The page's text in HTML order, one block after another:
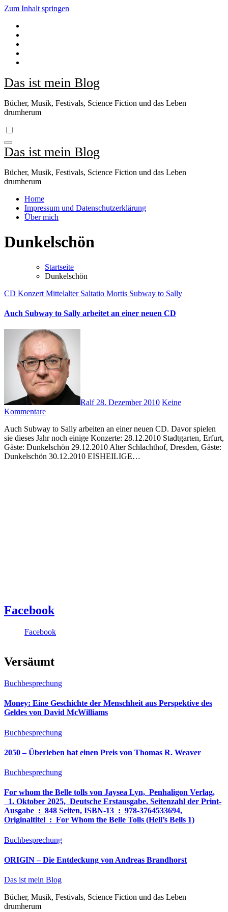
Zum Inhalt springen
Das ist mein Blog
Bücher, Musik, Festivals, Science Fiction und das Leben
drumherum
Das ist mein Blog
Bücher, Musik, Festivals, Science Fiction und das Leben
drumherum
Home
Impressum und Datenschutzerklärung
Über mich
Dunkelschön
Startseite
Dunkelschön
CD Konzert Mittelalter Saltatio Mortis Subway to Sally
Auch Subway to Sally arbeitet an einer neuen CD
Ralf28. Dezember 2010 Keine
Kommentare
Auch Subway to Sally arbeiten an einer neuen CD. Davor spielen
sie dieses Jahr noch einige Konzerte: 28.12.2010 Stadtgarten, Erfurt,
Gäste: Dunkelschön 29.12.2010 Alter Schlachthof, Dresden, Gäste:
Dunkelschön 30.12.2010 EISHEILIGE…
Facebook
Facebook
Versäumt
Buchbesprechung
Money: Eine Geschichte der Menschheit aus Perspektive des
Geldes von David McWilliams
Buchbesprechung
2050 – Überleben hat einen Preis von Thomas R. Weaver
Buchbesprechung
For whom the Belle tolls von Jaysea Lyn, ‎ Penhaligon Verlag,
‎ 1. Oktober 2025, ‎ Deutsche Erstausgabe, Seitenzahl der Print-
Ausgabe ‏ : ‎ 848 Seiten, ISBN-13 ‏ : ‎ 978-3764533694,
Originaltitel ‏ : ‎ For Whom the Belle Tolls (Hell’s Bells 1)
Buchbesprechung
ORIGIN – Die Entdeckung von Andreas Brandhorst
Das ist mein Blog
Bücher, Musik, Festivals, Science Fiction und das Leben
drumherum